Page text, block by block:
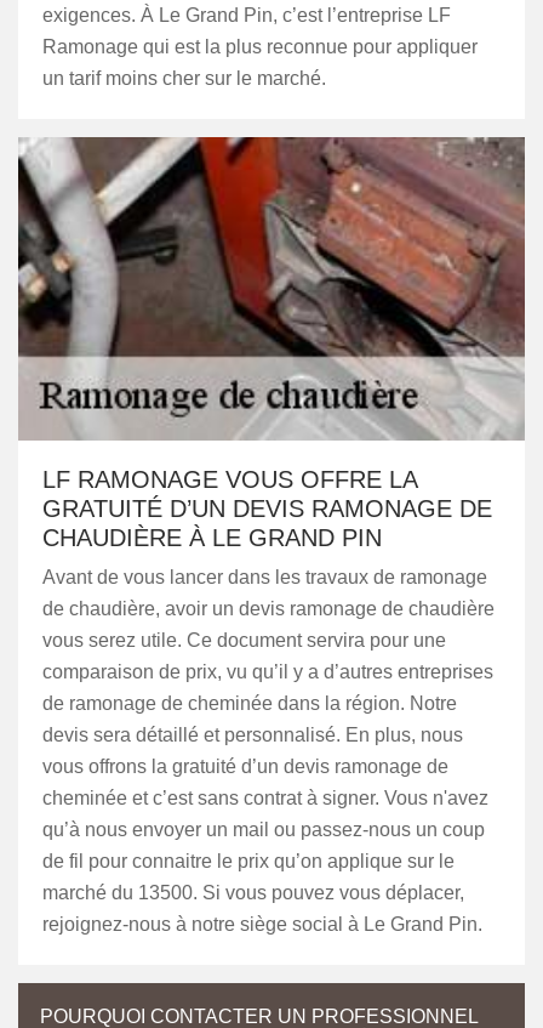
exigences. À Le Grand Pin, c’est l’entreprise LF
Ramonage qui est la plus reconnue pour appliquer
un tarif moins cher sur le marché.
LF RAMONAGE VOUS OFFRE LA
GRATUITÉ D’UN DEVIS RAMONAGE DE
CHAUDIÈRE À LE GRAND PIN
Avant de vous lancer dans les travaux de ramonage
de chaudière, avoir un devis ramonage de chaudière
vous serez utile. Ce document servira pour une
comparaison de prix, vu qu’il y a d’autres entreprises
de ramonage de cheminée dans la région. Notre
devis sera détaillé et personnalisé. En plus, nous
vous offrons la gratuité d’un devis ramonage de
cheminée et c’est sans contrat à signer. Vous n'avez
qu’à nous envoyer un mail ou passez-nous un coup
de fil pour connaitre le prix qu’on applique sur le
marché du 13500. Si vous pouvez vous déplacer,
rejoignez-nous à notre siège social à Le Grand Pin.
POURQUOI CONTACTER UN PROFESSIONNEL